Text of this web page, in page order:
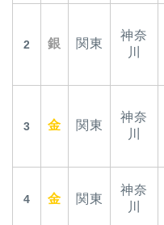
2 銀 関東
神奈
川
3 金 関東
神奈
川
4 金 関東
神奈
川